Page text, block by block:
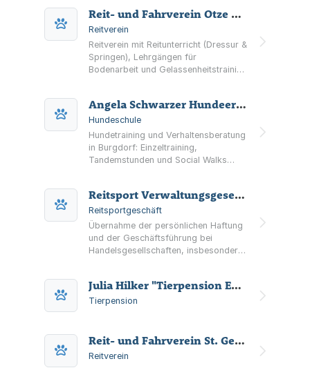
Reit- und Fahrverein Otze e.V.
Reitverein
Reitverein mit Reitunterricht (Dressur &
Springen), Lehrgängen für
Bodenarbeit und Gelassenheitstraining
Angela Schwarzer Hundeerziehung und Verhaltensberatung
Hundeschule
Hundetraining und Verhaltensberatung
in Burgdorf: Einzeltraining,
Tandemstunden und Social Walks
und Gassi-Service im Raum Burgdorf.
Reitsport Verwaltungsgesellschaft mbH
Reitsportgeschäft
Übernahme der persönlichen Haftung
und der Geschäftsführung bei
Handelsgesellschaften, insbesondere
Gesellschafterin an der Steigbügel
Reitsport GmbH & Co. KG
Julia Hilker "Tierpension Ehlershausen"
Tierpension
Reit- und Fahrverein St. Georg Burgdorf e.V.
Reitverein